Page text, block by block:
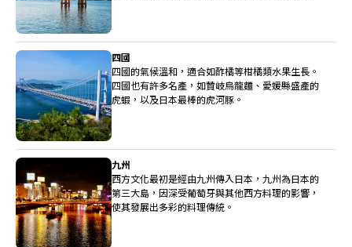
四國
四國的氣候溫和，適合如酢橘等柑橘類水果生長。
四國也有許多名產，如贊岐烏龍麵、愛媛縣盛產的
虎蝦，以及日本最棒的虎河豚。
九州
西方文化最初是經由九州傳入日本，九州為日本的
第三大島，因深受葡萄牙與其他西方料理的影響，
使其發展出多彩的料理傳統。